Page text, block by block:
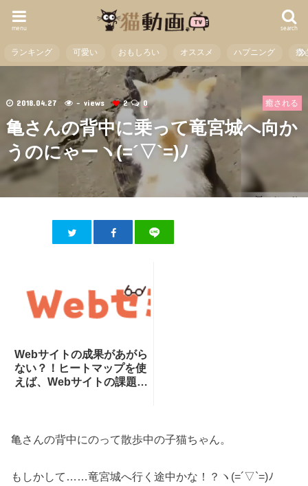
search
menu
ランキング 可愛い おもしろい オススメ ハプニング 癒
癒される
2018.04.27 - views 2 0
亀さんの背中に乗って竜宮城へ向か
うのにゃーヽ(=´▽`=)ﾉ
Webサイトの成果があがら
ない？！ヒートマップを使
えば、Webサイトの課題が
亀さんの背中にのって散歩中の子猫ちゃん。
もしかして……竜宮城へ行く途中かな！？ヽ(=´▽`=)ﾉ